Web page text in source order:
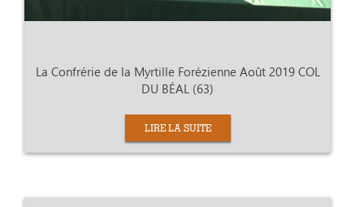
La Confrérie de la Myrtille Forézienne Août 2019 COL
DU BÉAL (63)
LIRE LA SUITE